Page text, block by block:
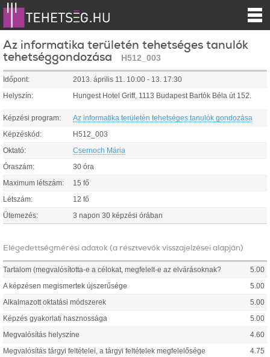
Az informatika területén tehetséges tanulók
tehetséggondozása
H512_003
Időpont: 2013. április 11 10:00 - 13 17:30
Helyszín: Hungest Hotel Griff, 1113 Budapest Bartók Béla út 152.
Képzési program: Az informatika területén tehetséges tanulók gondozása
Képzéskód: H512_003
Oktató: Csernoch Mária
Óraszám: 30 óra
Maximum létszám: 15 fő
Létszám: 12 fő
Ütemezés: 3 napon 30 képzési órában
Elégedettségmérési adatok (a résztvevők visszajelzései alapján)
Tartalom (megvalósította-e a célokat, megfelelt-e az elvárásoknak? 5.00
A képzésen megismertek újszerűsége 5.00
Alkalmazott oktatási módszerek 5.00
Képzés gyakorlati hasznossága 5.00
Megvalósítás helyszíne 4.60
Megvalósítás tárgyi feltételei, a tárgyi feltételek megfelelősége 4.75